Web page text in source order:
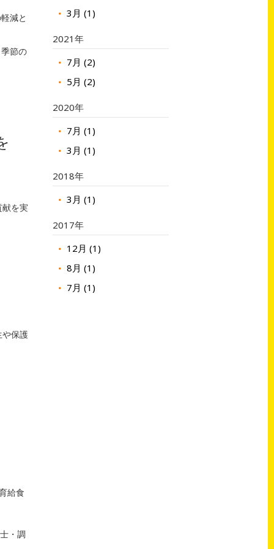
減と
節の
献を実
や保護
給食
・調
3月 (1)
2021年
7月 (2)
5月 (2)
2020年
7月 (1)
3月 (1)
2018年
3月 (1)
2017年
12月 (1)
8月 (1)
7月 (1)